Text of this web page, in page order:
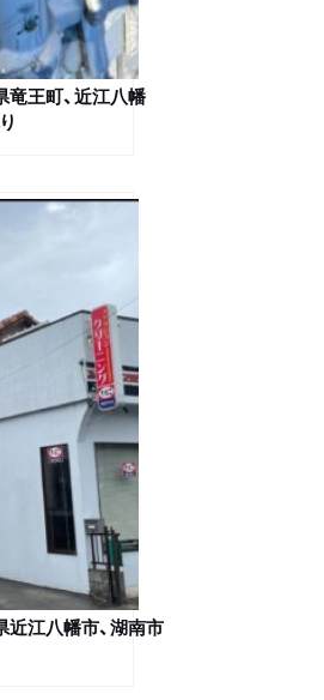
王町、近江八幡
江八幡市、湖南市